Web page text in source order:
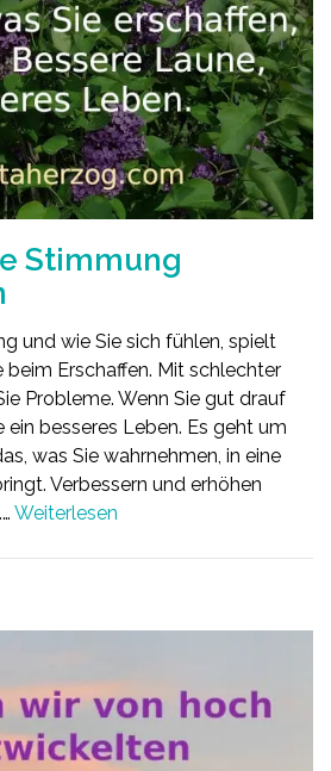
Stimmung
und wie Sie sich fühlen, spielt
beim Erschaffen. Mit schlechter
Probleme. Wenn Sie gut drauf
ein besseres Leben. Es geht um
was Sie wahrnehmen, in eine
Verbessern und erhöhen
Weiterlesen